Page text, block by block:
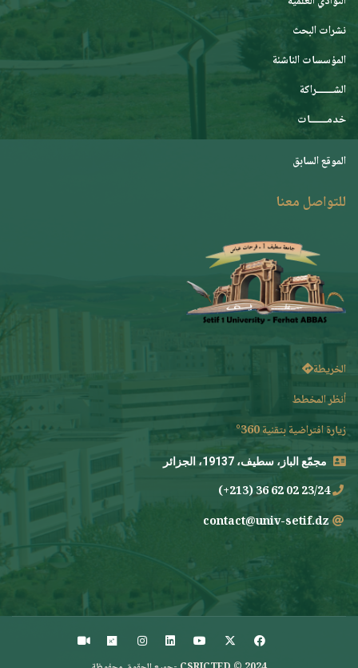
نشرات البحث
المؤسسات الناشئة
الشـــــــراكة
خدمـــــــات
الموقع السابق
للتواصل معنا
الخريطة
أنظر المخطط
زيارة افتراضية بتقنية 360°
مجمّع الباز، سطيف، 19137، الجزائر
23/24 02 62 36 (213+)
contact@univ-setif.dz